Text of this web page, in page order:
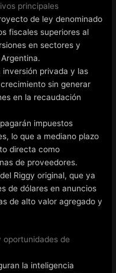
principales
de ley denominado
fiscales superiores al
en sectores y
privada y las
sin generar
en la recaudación
impuestos
lo que a mediano plazo
directa como
de proveedores.
Riggy original, que ya
de dólares en anuncios
de alto valor agregado y
de
la inteligencia